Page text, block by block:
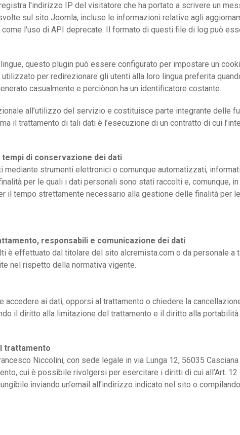
l'indirizzo IP del visitatore che ha portato a scrivere un
sul sito Joomla, incluse le informazioni relative agli
l'uso di API deprecate. Il formato di questi file di log può
questo plugin può essere configurato per impostare un
per redirezionare gli utenti alla loro lingua preferita
casualmente e perciònon ha un identificatore costante.
all’utilizzo del servizio e costituisce parte integrante delle
il trattamento di tali dati è l’esecuzione di un contratto di cui
di conservazione dei dati
mediante strumenti elettronici o comunque automatizzati,
per le quali i dati personali sono stati raccolti e, comunque,
il tempo strettamente necessario alla gestione delle finalità
responsabili e comunicazione dei dati
è effettuato dal titolare del sito alcremista.com o da personale
nel rispetto della normativa vigente.
accedere ai dati, opporsi al trattamento o chiedere la
il diritto alla limitazione del trattamento e il diritto alla
trattamento
Niccolini, con sede legale in via Lunga 12, 56035
cui è possibile rivolgersi per esercitare i diritti di cui all’Art.
inviando un’email all’indirizzo indicato nel sito o